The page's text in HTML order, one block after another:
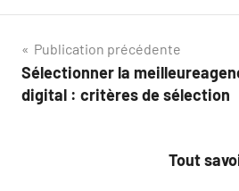
Navigation
de
Publication précédente
Sélectionner la
digital : critères de sélection
Tout